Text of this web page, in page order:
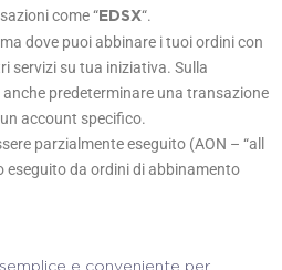
come “ EDSX“.
dove puoi abbinare i tuoi ordini con
servizi su tua iniziativa. Sulla
predeterminare una transazione
account specifico.
parzialmente eseguito (AON – “all
eseguito da ordini di abbinamento
e conveniente per